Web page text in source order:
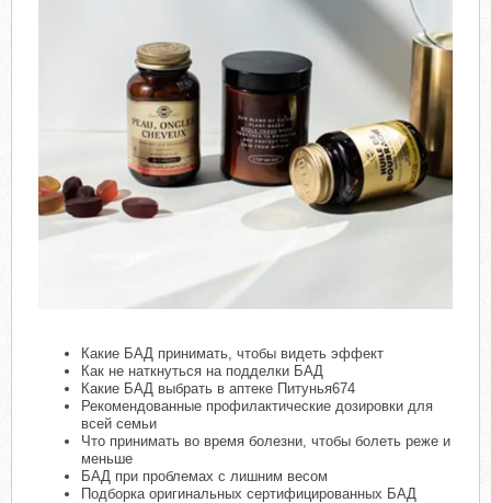
Какие БАД принимать, чтобы видеть эффект
Как не наткнуться на подделки БАД
Какие БАД выбрать в аптеке Питунья674
Рекомендованные профилактические дозировки для
всей семьи
Что принимать во время болезни, чтобы болеть реже и
меньше
БАД при проблемах с лишним весом
Подборка оригинальных сертифицированных БАД